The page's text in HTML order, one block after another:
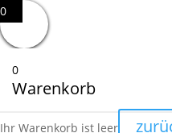
0
0
Warenkorb
Ihr Warenkorb ist leer